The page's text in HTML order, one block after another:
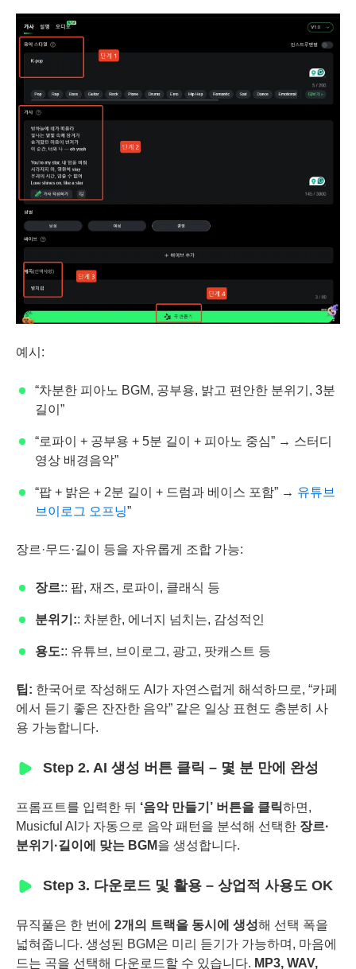
예시:
“차분한 피아노 BGM, 공부용, 밝고 편안한 분위기, 3분
길이”
“로파이 + 공부용 + 5분 길이 + 피아노 중심” → 스터디
영상 배경음악”
“팝 + 밝은 + 2분 길이 + 드럼과 베이스 포함” → 유튜브
브이로그 오프닝”
장르·무드·길이 등을 자유롭게 조합 가능:
장르:: 팝, 재즈, 로파이, 클래식 등
분위기:: 차분한, 에너지 넘치는, 감성적인
용도:: 유튜브, 브이로그, 광고, 팟캐스트 등
팁: 한국어로 작성해도 AI가 자연스럽게 해석하므로, “카페
에서 듣기 좋은 잔잔한 음악” 같은 일상 표현도 충분히 사
용 가능합니다.
Step 2. AI 생성 버튼 클릭 – 몇 분 만에 완성
프롬프트를 입력한 뒤 ‘음악 만들기’ 버튼을 클릭하면,
Musicful AI가 자동으로 음악 패턴을 분석해 선택한 장르·
분위기·길이에 맞는 BGM을 생성합니다.
Step 3. 다운로드 및 활용 – 상업적 사용도 OK
뮤직풀은 한 번에 2개의 트랙을 동시에 생성해 선택 폭을
넓혀줍니다. 생성된 BGM은 미리 듣기가 가능하며, 마음에
드는 곡을 선택해 다운로드할 수 있습니다. MP3, WAV,